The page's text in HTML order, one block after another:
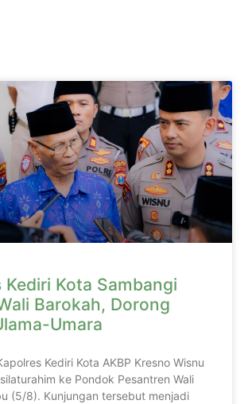
Kediri Kota Sambangi
Barokah, Dorong
Umara
Kediri Kota AKBP Kresno Wisnu
ke Pondok Pesantren Wali
(5/8). Kunjungan tersebut menjadi